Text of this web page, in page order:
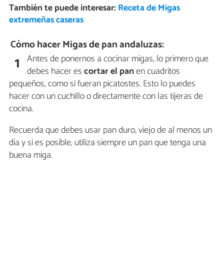
También te puede interesar: Receta de Migas
extremeñas caseras
Cómo hacer Migas de pan andaluzas:
1 Antes de ponernos a cocinar migas, lo primero que
debes hacer escortar el panen cuadritos
pequeños, como si fueran picatostes. Esto lo puedes
hacer con un cuchillo o directamente con las tijeras de
cocina.
Recuerda que debes usar pan duro, viejo de al menos un
día y si es posible, utiliza siempre un pan que tenga una
buena miga.